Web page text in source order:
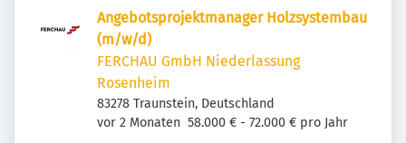
Ange­bots­pro­jekt­ma­nager Holz­sys­tembau
(m/w/d)
FERCHAU GmbH Niederlassung
Rosenheim
83278 Traunstein, Deutschland
Veröffentlicht:
vor 2 Monaten 58.000 € - 72.000 € pro Jahr